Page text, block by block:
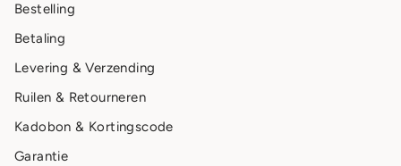
Bestelling
Betaling
Levering & Verzending
Ruilen & Retourneren
Kadobon & Kortingscode
Garantie